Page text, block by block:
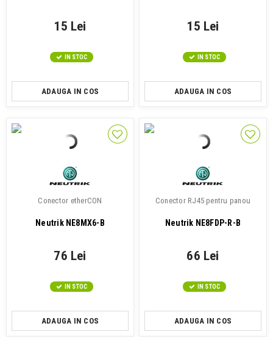
15 Lei
IN STOC
ADAUGA IN COS
15 Lei
IN STOC
ADAUGA IN COS
Conector etherCON
Neutrik NE8MX6-B
76 Lei
IN STOC
ADAUGA IN COS
Conector RJ45 pentru panou
Neutrik NE8FDP-R-B
66 Lei
IN STOC
ADAUGA IN COS